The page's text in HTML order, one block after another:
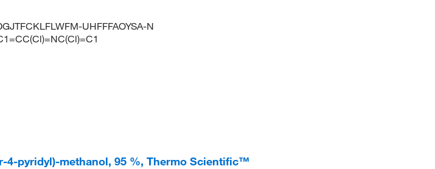
UHFFFAOYSA-N
4-pyridyl)-methanol, 95 %, Thermo Scientific™